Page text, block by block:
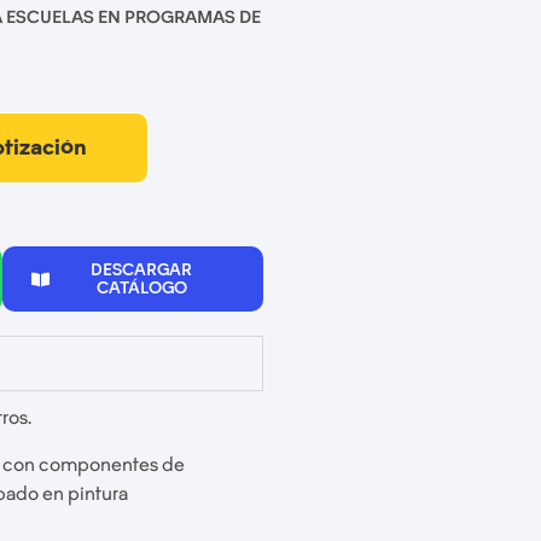
EN PROGRAMAS DE
DESCARGAR
CATÁLOGO
componentes de
en pintura